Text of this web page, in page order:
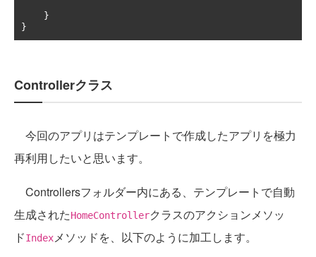
}
}
Controllerクラス
今回のアプリはテンプレートで作成したアプリを極力
再利用したいと思います。
Controllersフォルダー内にある、テンプレートで自動
生成されたHomeControllerクラスのアクションメソッ
ドIndexメソッドを、以下のように加工します。